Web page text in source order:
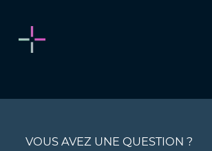
VOUS AVEZ UNE QUESTION ?